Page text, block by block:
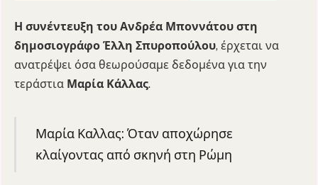
Η συνέντευξη του Ανδρέα Μποννάτου στη
δημοσιογράφο Έλλη Σπυροπούλου, έρχεται να
ανατρέψει όσα θεωρούσαμε δεδομένα για την
τεράστια Μαρία Κάλλας.
Μαρία Καλλας: Όταν αποχώρησε
κλαίγοντας από σκηνή στη Ρώμη